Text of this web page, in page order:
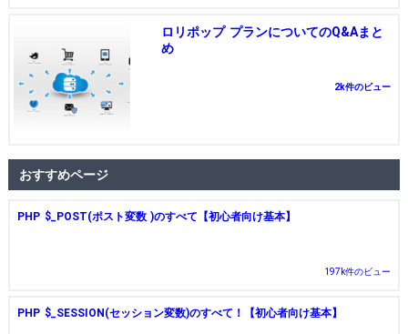
ロリポップ プランについてのQ&Aまと
め
2k件のビュー
おすすめページ
PHP $_POST(ポスト変数 )のすべて【初心者向け基本】
197k件のビュー
PHP $_SESSION(セッション変数)のすべて！【初心者向け基本】